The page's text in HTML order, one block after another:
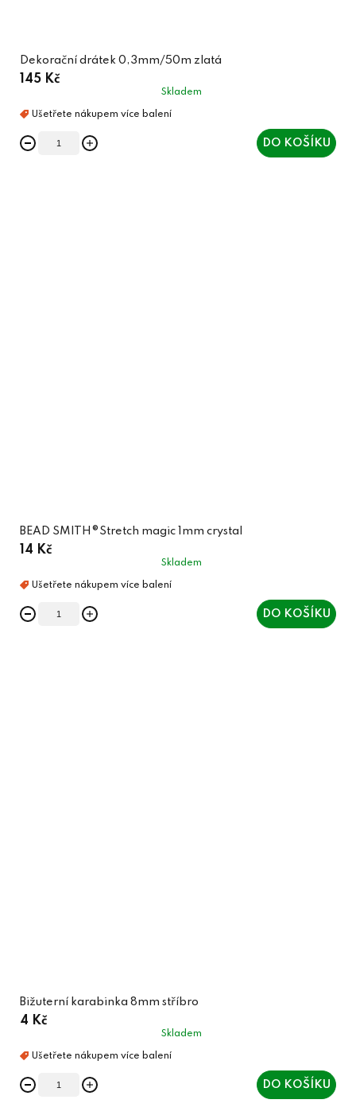
Dekorační drátek 0,3mm/50m zlatá
145 Kč
Skladem
DO KOŠÍKU
BEAD SMITH®Stretch magic 1mm crystal
14 Kč
Skladem
DO KOŠÍKU
Bižuterní karabinka 8mm stříbro
4 Kč
Skladem
DO KOŠÍKU